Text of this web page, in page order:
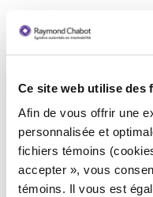
Ce site web utilise des
Afin de vous offrir une
personnalisée et
fichiers témoins
accepter », vous
témoins. Il vous est
Syndic